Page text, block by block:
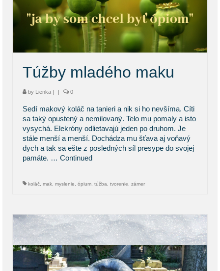
Túžby mladého maku
by Lienka | | 0
Sedí makový koláč na tanieri a nik si ho nevšíma. Cíti
sa taký opustený a nemilovaný. Telo mu pomaly a isto
vysychá. Elekróny odlietavajú jeden po druhom. Je
stále menší a menší. Dochádza mu šťava aj voňavý
dych a tak sa ešte z posledných síl presype do svojej
pamäte. … Continued
koláč mak myslenie ópium túžba tvorenie zámer